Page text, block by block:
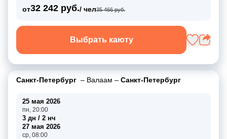
от32 242 руб./ чел35 466 руб.
Выбрать каюту
Санкт-Петербург – Валаам – Санкт-Петербург
25 мая 2026
пн, 20:00
3 дн / 2 нч
27 мая 2026
ср, 08:00